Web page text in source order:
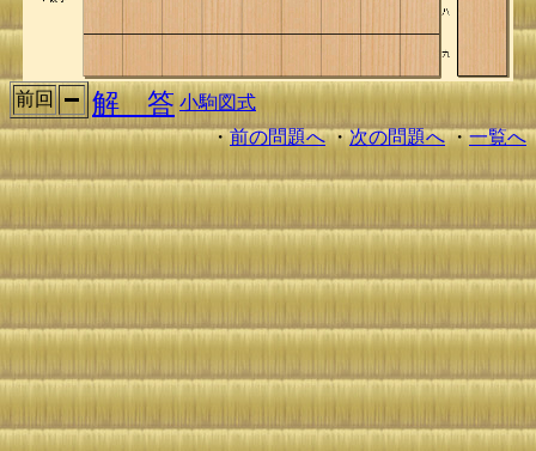
前回 解 答 小駒図式
・前の問題へ・次の問題へ・一覧へ